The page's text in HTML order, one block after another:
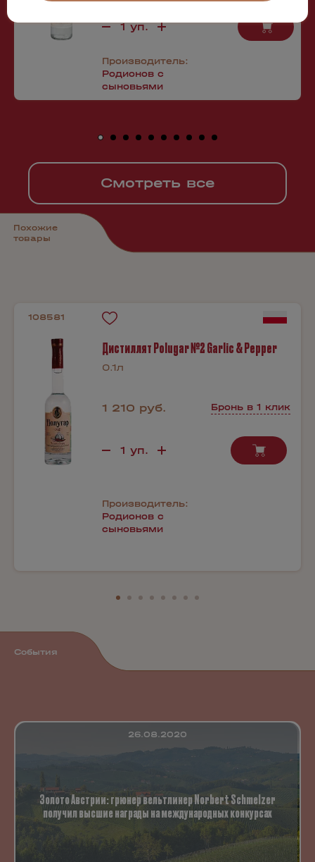
Производитель:
Родионов с
сыновьями
Смотреть все
Похожие
товары
108581
Дистиллят Polugar №2 Garlic & Pepper
0.1л
1 210 руб. Бронь в 1 клик
Производитель:
Родионов с
сыновьями
События
26.08.2020
Золото Австрии: грюнер вельтлинер Norbert Schmelzer
получил высшие награды на международных конкурсах